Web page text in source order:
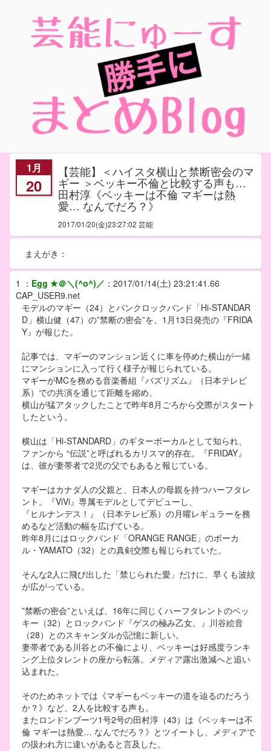
1月
20
【芸能】＜ハイスタ横山と禁断密会のマ
ギー ＞ベッキー不倫と比較する声も…
田村淳《ベッキーは不倫 マギーは熱
愛… なんでだろ？》
2017/01/20(金)23:27:02 芸能
まえがき：
1 ： Egg ★＠＼(^o^)／ ： 2017/01/14(土) 23:21:41.66
CAP_USER9.net
モデルのマギー（24）とパンクロックバンド「Hi-STANDAR
D」横山健（47）の”禁断の密会”を、1月13日発売の『FRIDA
Y』が報じた。
記事では、マギーのマンション近くに車を停めた横山が一緒
にマンションに入って行く様子が報じられている。
マギーがMCを務める音楽番組『バズリズム』（日本テレビ
系）での共演を通じて距離を縮め、
横山が猛アタックしたことで昨年8月ごろから交際がスタート
したという。
横山は「Hi-STANDARD」のギターボーカルとして知られ、
ファンから “伝説”と呼ばれるカリスマ的存在。『FRIDAY』
は、彼が妻帯者で2児の父でもあると報じている。
マギーはカナダ人の父親と、日本人の母親を持つハーフタレ
ント。『ViVi』専属モデルとしてデビューし、
『ヒルナンデス！』（日本テレビ系）の月曜レギュラーを務
めるなど活動の幅を広げている。
昨年8月にはロックバンド「ORANGE RANGE」のボーカ
ル・YAMATO（32）との真剣交際も報じられていた。
そんな2人に飛び出した「禁じられた愛」だけに、早くも波紋
が広がっている。
”禁断の密会”といえば、16年に同じくハーフタレントのベッ
キー（32）とロックバンド『ゲスの極み乙女。』川谷絵音
（28）とのスキャンダルが記憶に新しい。
妻帯者である川谷との不倫により、ベッキーは好感度ランキ
ング上位タレントの座から転落。メディア露出激減へと追い
込まれた。
そのためネットでは《マギーもベッキーの道を辿るのだろう
か？》など、2人を比較する声も。
またロンドンブーツ1号2号の田村淳（43）は《ベッキーは不
倫 マギーは熱愛… なんでだろ？》とツイートし、メディアで
の扱われ方に違いがあると言及した。